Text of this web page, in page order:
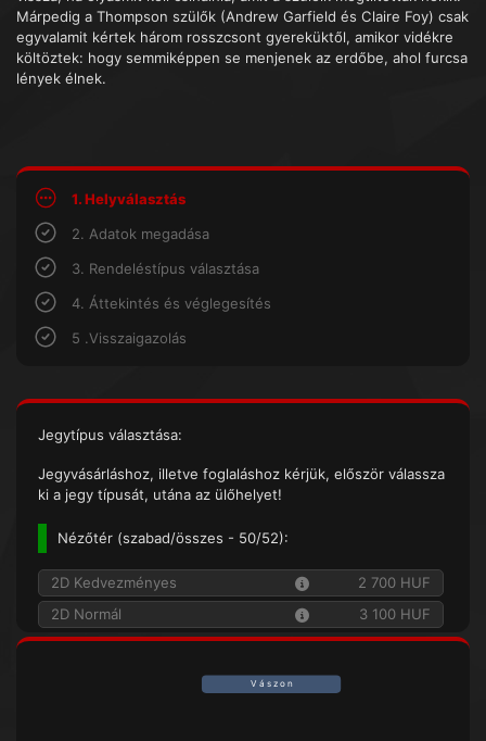
Márpedig a Thompson szülők (Andrew Garfield és Claire Foy) csak
egyvalamit kértek három rosszcsont gyereküktől, amikor vidékre
költöztek: hogy semmiképpen se menjenek az erdőbe, ahol furcsa
lények élnek.
1. Helyválasztás
2. Adatok megadása
3. Rendeléstípus választása
4. Áttekintés és véglegesítés
5 .Visszaigazolás
Jegytípus választása:
Jegyvásárláshoz, illetve foglaláshoz kérjük, először válassza
ki a jegy típusát, utána az ülőhelyet!
Nézőtér (szabad/összes - 50/52):
2D Kedvezményes
2 700 HUF
2D Normál
3 100 HUF
V á s z o n